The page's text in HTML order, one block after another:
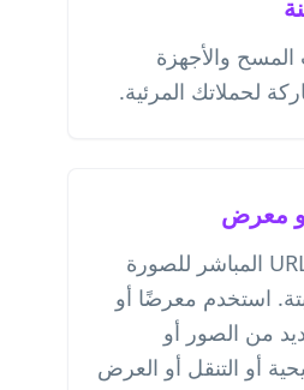
المسح والأجهزة
لحملاتك المرئية.
معرض
استخدم عنوان URL المباشر للصورة
استخدم معرضًا أو
من الصور أو
أو التنقل أو العرض